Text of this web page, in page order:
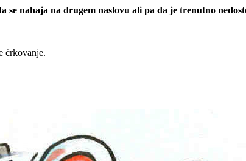
nahaja na drugem naslovu ali pa da je trenutno
črkovanje.